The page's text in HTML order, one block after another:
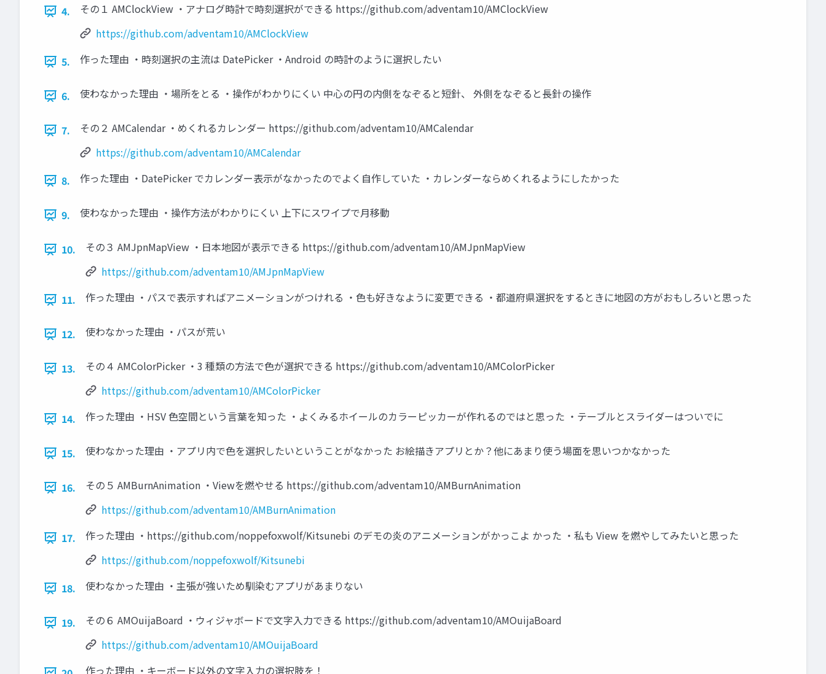
4.
その１ AMClockView ・アナログ時計で時刻選択ができる https://github.com/adventam10/AMClockView
https://github.com/adventam10/AMClockView
5.
作った理由 ・時刻選択の主流は DatePicker ・Android の時計のように選択したい
6. 使わなかった理由 ・場所をとる ・操作がわかりにくい 中心の円の内側をなぞると短針、 外側をなぞると長針の操作
7.
その２ AMCalendar ・めくれるカレンダー https://github.com/adventam10/AMCalendar
https://github.com/adventam10/AMCalendar
8.
作った理由 ・DatePicker でカレンダー表示がなかったのでよく自作していた ・カレンダーならめくれるようにしたかった
9. 使わなかった理由 ・操作方法がわかりにくい 上下にスワイプで月移動
10.
その３ AMJpnMapView ・日本地図が表示できる https://github.com/adventam10/AMJpnMapView
https://github.com/adventam10/AMJpnMapView
11.
作った理由 ・パスで表示すればアニメーションがつけれる ・色も好きなように変更できる ・都道府県選択をするときに地図の方がおもしろいと思った
12. 使わなかった理由 ・パスが荒い
13.
その４ AMColorPicker ・3 種類の方法で色が選択できる https://github.com/adventam10/AMColorPicker
https://github.com/adventam10/AMColorPicker
14.
作った理由 ・HSV 色空間という言葉を知った ・よくみるホイールのカラーピッカーが作れるのではと思った ・テーブルとスライダーはついでに
15. 使わなかった理由 ・アプリ内で色を選択したいということがなかった お絵描きアプリとか？他にあまり使う場面を思いつかなかった
16.
その５ AMBurnAnimation ・Viewを燃やせる https://github.com/adventam10/AMBurnAnimation
https://github.com/adventam10/AMBurnAnimation
17.
作った理由 ・https://github.com/noppefoxwolf/Kitsunebi のデモの炎のアニメーションがかっこよ かった ・私も View を燃やしてみたいと思った
https://github.com/noppefoxwolf/Kitsunebi
18.
使わなかった理由 ・主張が強いため馴染むアプリがあまりない
19.
その６ AMOuijaBoard ・ウィジャボードで文字入力できる https://github.com/adventam10/AMOuijaBoard
https://github.com/adventam10/AMOuijaBoard
作った理由 ・キーボード以外の文字入力の選択肢を！